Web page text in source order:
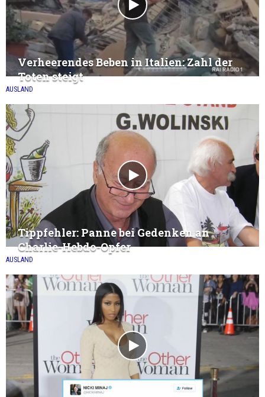
AUSLAND
Verheerendes Beben in Italien: Zahl der
Toten steigt
AUSLAND
Tippfehler: Panne bei Gedenken an
Charlie-Hebdo-Opfer